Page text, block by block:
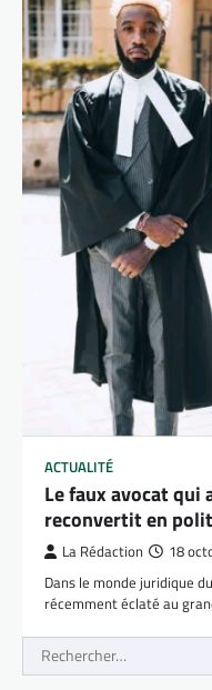
ACTUALITÉ
Le faux avocat qui
reconvertit en
La Rédaction 18
Dans le monde juridique
récemment éclaté au
Rechercher :